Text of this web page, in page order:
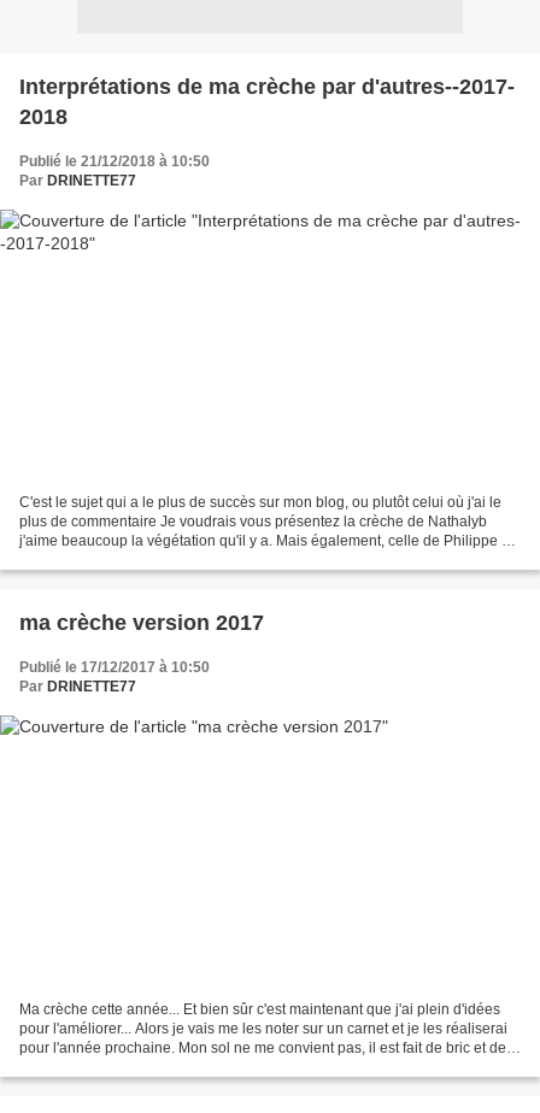
Interprétations de ma crèche par d'autres--2017-
2018
Publié le 21/12/2018 à 10:50
Par DRINETTE77
C'est le sujet qui a le plus de succès sur mon blog, ou plutôt celui où j'ai le
plus de commentaire Je voudrais vous présentez la crèche de Nathalyb
j'aime beaucoup la végétation qu'il y a. Mais également, celle de Philippe R.
ma crèche version 2017
Publié le 17/12/2017 à 10:50
Par DRINETTE77
Ma crèche cette année... Et bien sûr c'est maintenant que j'ai plein d'idées
pour l'améliorer... Alors je vais me les noter sur un carnet et je les réaliserai
pour l'année prochaine. Mon sol ne me convient pas, il est fait de bric et de